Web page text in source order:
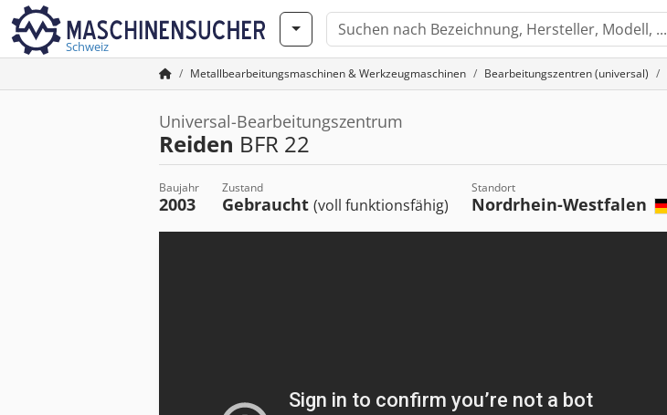
Schweiz
Metallbearbeitungsmaschinen & Werkzeugmaschinen Bearbeitungszentren (universal)
Universal-Bearbeitungszentrum
Reiden BFR 22
Baujahr
2003
Zustand
Gebraucht (voll funktionsfähig)
Standort
Nordrhein-Westfalen